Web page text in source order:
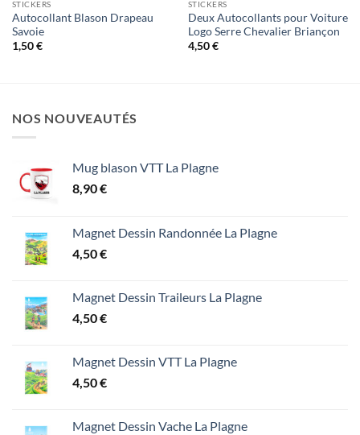
STICKERS
Autocollant Blason Drapeau
Savoie
1,50€
STICKERS
Deux Autocollants pour Voiture
Logo Serre Chevalier Briançon
4,50€
NOS NOUVEAUTÉS
Mug blason VTT La Plagne
8,90€
Magnet Dessin Randonnée La Plagne
4,50€
Magnet Dessin Traileurs La Plagne
4,50€
Magnet Dessin VTT La Plagne
4,50€
Magnet Dessin Vache La Plagne